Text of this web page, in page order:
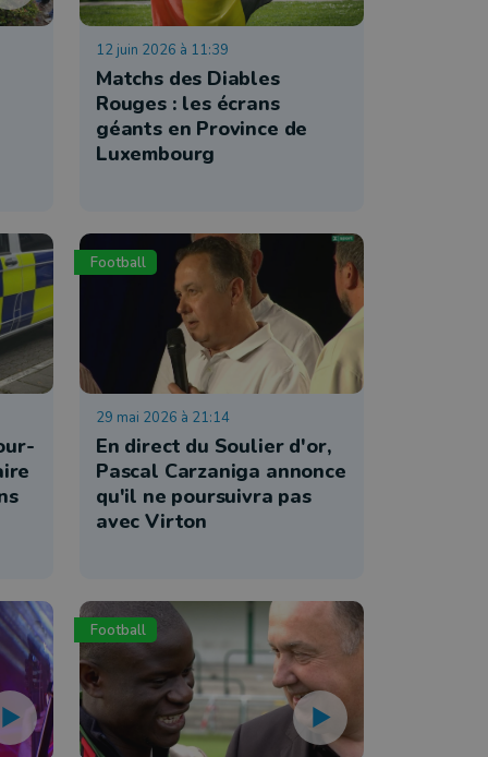
12 juin 2026 à 11:39
Matchs des Diables
Rouges : les écrans
géants en Province de
Luxembourg
Football
29 mai 2026 à 21:14
En direct du Soulier d'or,
Pascal Carzaniga annonce
qu'il ne poursuivra pas
avec Virton
Football